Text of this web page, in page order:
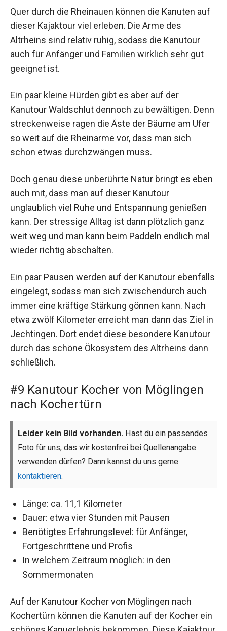
Quer durch die Rheinauen können die Kanuten auf
dieser Kajaktour viel erleben. Die Arme des
Altrheins sind relativ ruhig, sodass die Kanutour
auch für Anfänger und Familien wirklich sehr gut
geeignet ist.
Ein paar kleine Hürden gibt es aber auf der
Kanutour Waldschlut dennoch zu bewältigen. Denn
streckenweise ragen die Äste der Bäume am Ufer
so weit auf die Rheinarme vor, dass man sich
schon etwas durchzwängen muss.
Doch genau diese unberührte Natur bringt es eben
auch mit, dass man auf dieser Kanutour
unglaublich viel Ruhe und Entspannung genießen
kann. Der stressige Alltag ist dann plötzlich ganz
weit weg und man kann beim Paddeln endlich mal
wieder richtig abschalten.
Ein paar Pausen werden auf der Kanutour ebenfalls
eingelegt, sodass man sich zwischendurch auch
immer eine kräftige Stärkung gönnen kann. Nach
etwa zwölf Kilometer erreicht man dann das Ziel in
Jechtingen. Dort endet diese besondere Kanutour
durch das schöne Ökosystem des Altrheins dann
schließlich.
#9 Kanutour Kocher von Möglingen
nach Kochertürn
Leider kein Bild vorhanden. Hast du ein passendes
Foto für uns, das wir kostenfrei bei Quellenangabe
verwenden dürfen? Dann kannst du uns gerne
kontaktieren.
Länge: ca. 11,1 Kilometer
Dauer: etwa vier Stunden mit Pausen
Benötigtes Erfahrungslevel: für Anfänger,
Fortgeschrittene und Profis
In welchem Zeitraum möglich: in den
Sommermonaten
Auf der Kanutour Kocher von Möglingen nach
Kochertürn können die Kanuten auf der Kocher ein